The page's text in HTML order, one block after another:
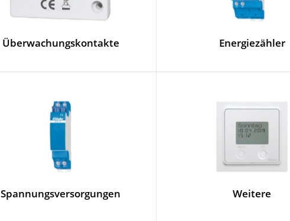
Überwachungskontakte Energiezähler
Spannungsversorgungen Weitere